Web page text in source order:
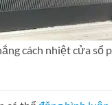
cách nhiệt cửa sổ